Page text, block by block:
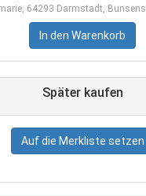
64293 Darmstadt,
In den Warenkorb
Später kaufen
Auf die Merkliste setzen